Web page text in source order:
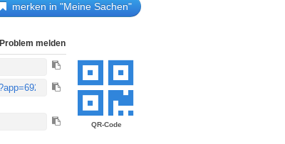
merken in "Meine Sachen"
QR-Code
Problem melden